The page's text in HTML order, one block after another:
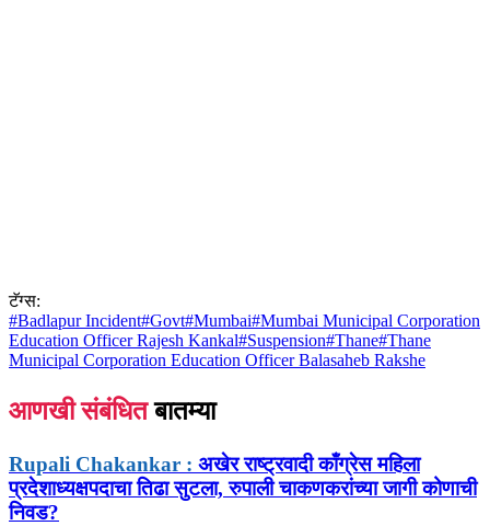
टॅग्स:
#Badlapur Incident#Govt#Mumbai#Mumbai Municipal Corporation
Education Officer Rajesh Kankal#Suspension#Thane#Thane
Municipal Corporation Education Officer Balasaheb Rakshe
आणखी संबंधित बातम्या
Rupali Chakankar : अखेर राष्ट्रवादी काँग्रेस महिला
प्रदेशाध्यक्षपदाचा तिढा सुटला, रुपाली चाकणकरांच्या जागी कोणाची
निवड?